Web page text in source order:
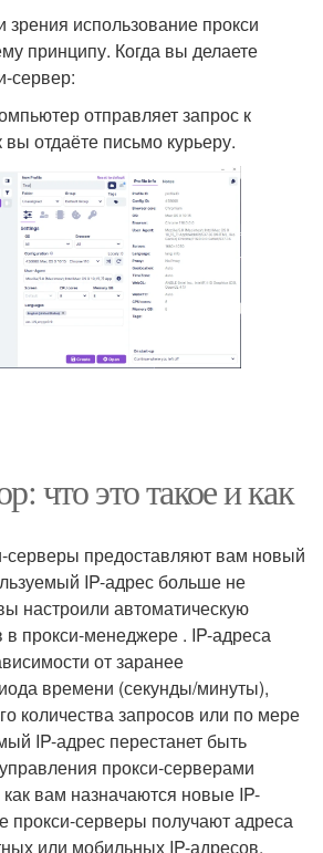
зрения использование прокси
принципу. Когда вы делаете
сервер:
отправляет запрос к
вы отдаёте письмо курьеру.
что это такое и как
серверы предоставляют вам новый
IP-адрес больше не
настроили автоматическую
в прокси-менеджере . IP-адреса
от заранее
времени (секунды/минуты),
количества запросов или по мере
IP-адрес перестанет быть
прокси-серверами
как вам назначаются новые IP-
прокси-серверы получают адреса
или мобильных IP-адресов.